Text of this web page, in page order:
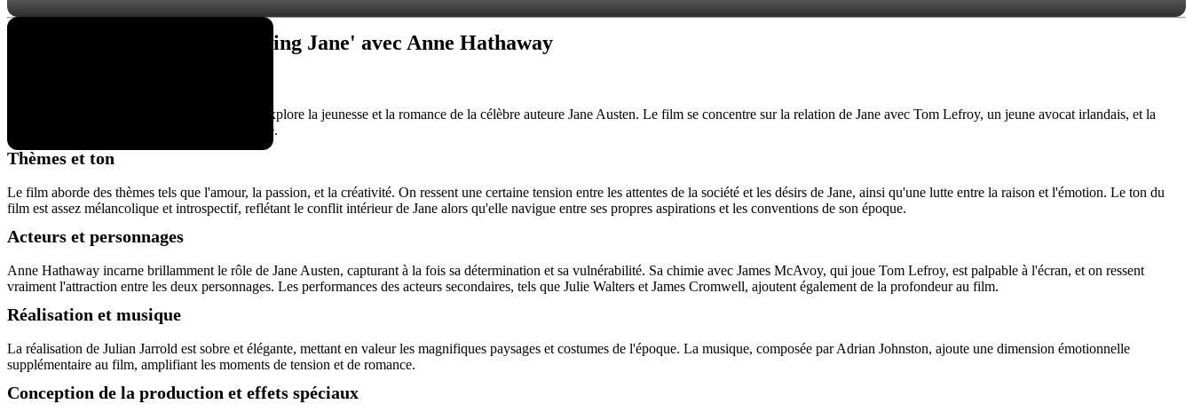
Un regard sur le film 'Becoming Jane' avec Anne Hathaway
'Becoming Jane' est un film biographique qui explore la jeunesse et la romance de la célèbre auteure Jane Austen. Le film se concentre sur la relation de Jane avec Tom Lefroy, un jeune avocat irlandais, et la
façon dont cette relation a influencé son écriture.
Thèmes et ton
Le film aborde des thèmes tels que l'amour, la passion, et la créativité. On ressent une certaine tension entre les attentes de la société et les désirs de Jane, ainsi qu'une lutte entre la raison et l'émotion. Le ton du
film est assez mélancolique et introspectif, reflétant le conflit intérieur de Jane alors qu'elle navigue entre ses propres aspirations et les conventions de son époque.
Acteurs et personnages
Anne Hathaway incarne brillamment le rôle de Jane Austen, capturant à la fois sa détermination et sa vulnérabilité. Sa chimie avec James McAvoy, qui joue Tom Lefroy, est palpable à l'écran, et on ressent
vraiment l'attraction entre les deux personnages. Les performances des acteurs secondaires, tels que Julie Walters et James Cromwell, ajoutent également de la profondeur au film.
Réalisation et musique
La réalisation de Julian Jarrold est sobre et élégante, mettant en valeur les magnifiques paysages et costumes de l'époque. La musique, composée par Adrian Johnston, ajoute une dimension émotionnelle
supplémentaire au film, amplifiant les moments de tension et de romance.
Conception de la production et effets spéciaux